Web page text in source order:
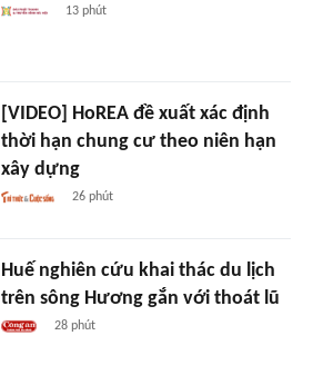
13 phút
[VIDEO] HoREA đề xuất xác định
thời hạn chung cư theo niên hạn
xây dựng
26 phút
Huế nghiên cứu khai thác du lịch
trên sông Hương gắn với thoát lũ
28 phút